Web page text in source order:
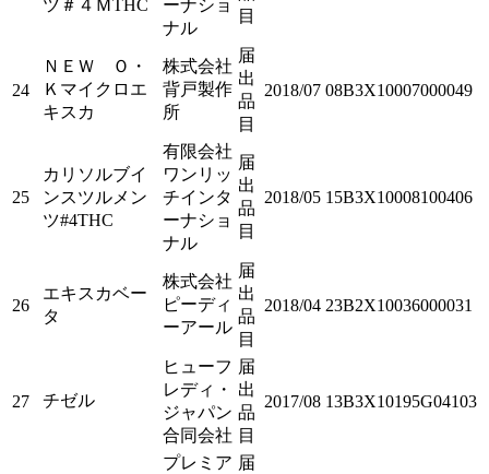
ツ＃４ＭTHC
ーナショ
ナル
目
24
ＮＥＷ Ｏ・
Ｋマイクロエ
キスカ
株式会社
背戸製作
所
届
出
品
目
2018/07 08B3X10007000049
25
カリソルブイ
ンスツルメン
ツ#4THC
有限会社
ワンリッ
チインタ
ーナショ
ナル
届
出
品
目
2018/05 15B3X10008100406
26
エキスカベー
タ
株式会社
ピーディ
ーアール
届
出
品
目
2018/04 23B2X10036000031
27 チゼル
ヒューフ
レディ・
ジャパン
合同会社
届
出
品
目
2017/08 13B3X10195G04103
プレミア 届